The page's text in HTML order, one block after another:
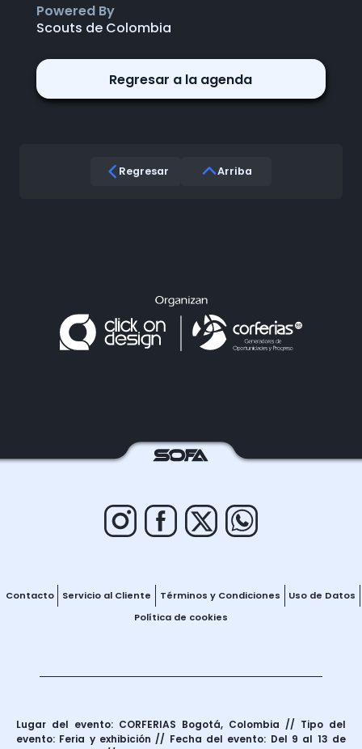
Powered By
Scouts de Colombia
Regresar a la agenda
Regresar Arriba
Contacto Servicio al Cliente Términos y Condiciones
Uso de Datos
Política de cookies
Lugar del evento: CORFERIAS Bogotá, Colombia // Tipo del
evento: Feria y exhibición // Fecha del evento: Del 9 al 13 de